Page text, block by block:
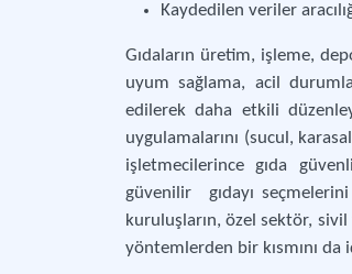
Kaydedilen veriler
Gıdaların üretim, işleme,
uyum sağlama, acil
edilerek daha etkili
uygulamalarını (sucul,
işletmecilerince gıda
güvenilir gıdayı
kuruluşların, özel sektör,
yöntemlerden bir kısmını da